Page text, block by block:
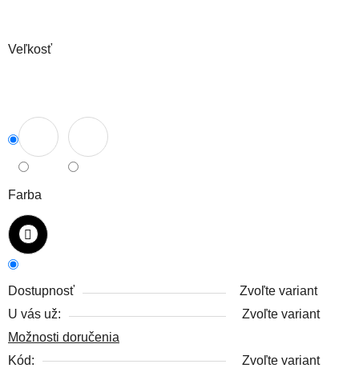
Veľkosť
Farba
Dostupnosť
Zvoľte variant
U vás už:
Zvoľte variant
Možnosti doručenia
Kód:
Zvoľte variant